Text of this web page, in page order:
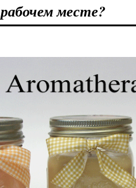
рабочем месте?